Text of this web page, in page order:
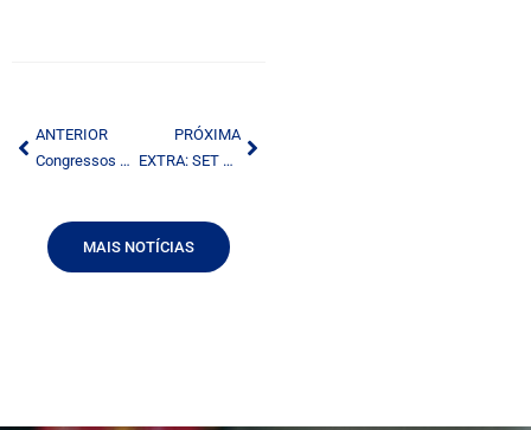
ANTERIOR
Congressos de radiodifusão movimentam regiões brasileiras
PRÓXIMA
EXTRA: SET EXPO 2017 TERÁ O PORTAL TUDORADIO.COM COMO “MEDIA PARTNER”
MAIS NOTÍCIAS